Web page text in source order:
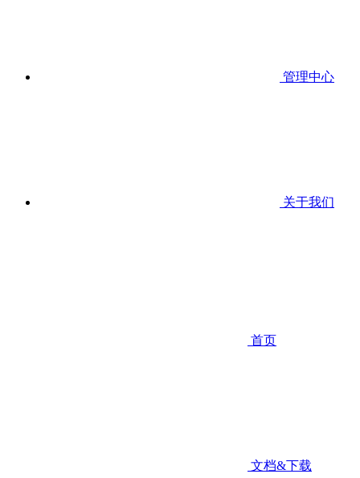
管理中心
关于我们
首页
文档&下载